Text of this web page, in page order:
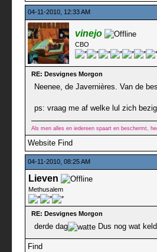
04-11-2010, 12:33 AM
vinejo
CBO
RE: Desvignes Morgon
Neenee, de Javernières. Van de
ps: vraag me af welke lul zich
Als men alles en iedereen spaart en beschermt,
Website Find
04-11-2010, 08:25 AM
Lieven
Methusalem
RE: Desvignes Morgon
derde dag Dus nog wat
Find